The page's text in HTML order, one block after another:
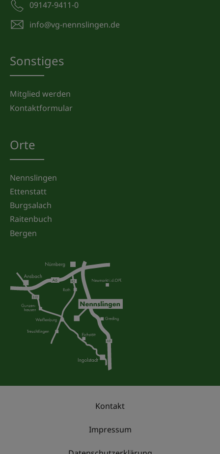
09147-9411-0
info@vg-nennslingen.de
Sonstiges
Mitglied werden
Kontaktformular
Orte
Nennslingen
Ettenstatt
Burgsalach
Raitenbuch
Bergen
Kontakt
Impressum